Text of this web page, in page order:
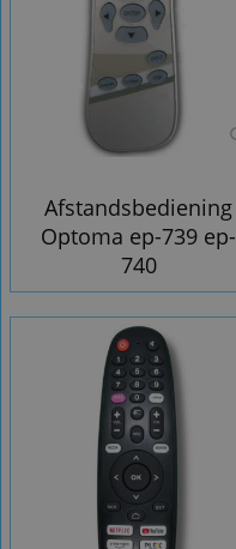
Afstandsbediening
Optoma ep-739 ep-
740